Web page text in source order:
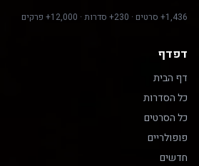
1,436+ סרטים · 230+ סדרות · 12,000+ פרקים
דפדף
דף הבית
כל הסדרות
כל הסרטים
פופולריים
חדשים